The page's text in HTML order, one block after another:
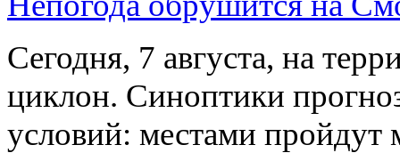
Сегодня, 7 августа, на
циклон. Синоптики
условий: местами